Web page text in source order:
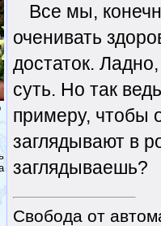
Все мы,
оченивать
достаток.
суть. Но так
примеру, чтобы
заглядывают в
заглядываешь?
Свобода от